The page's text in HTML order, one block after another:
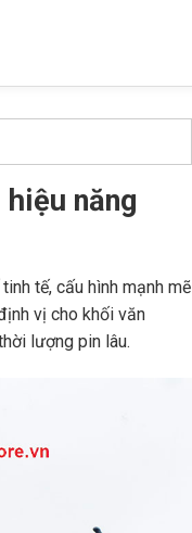
năng
tế, cấu hình mạnh mẽ
vị cho khối văn
lượng pin lâu.